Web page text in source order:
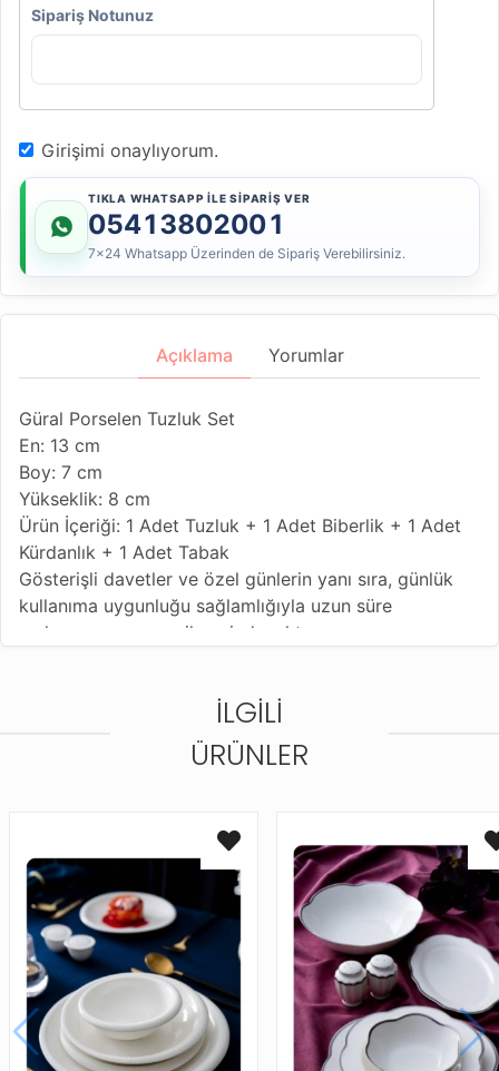
Sipariş Notunuz
Girişimi onaylıyorum.
TIKLA WHATSAPP İLE SİPARİŞ VER
05413802001
7x24 Whatsapp Üzerinden de Sipariş Verebilirsiniz.
Açıklama Yorumlar
Güral Porselen Tuzluk Set
En: 13 cm
Boy: 7 cm
Yükseklik: 8 cm
Ürün İçeriği: 1 Adet Tuzluk + 1 Adet Biberlik + 1 Adet
Kürdanlık + 1 Adet Tabak
Gösterişli davetler ve özel günlerin yanı sıra, günlük
kullanıma uygunluğu sağlamlığıyla uzun süre
mekanınızın vazgeçilmezi olacaktır.
İLGILI
ÜRÜNLER